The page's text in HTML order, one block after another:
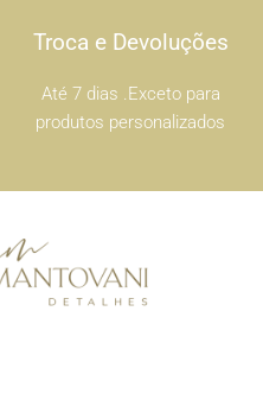
Troca e Devoluções
Até 7 dias .Exceto para
produtos personalizados